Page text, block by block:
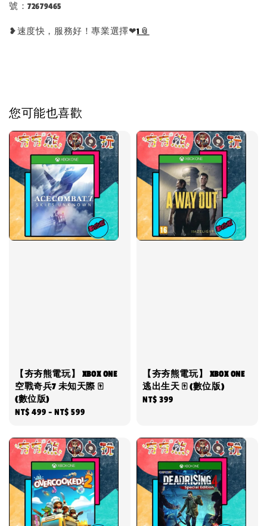
號：72679465
❥速度快，服務好！專業選擇❤1
您可能也喜歡
【夯夯熊電玩】 XBOX ONE
空戰奇兵7 未知天際 🀄
(數位版)
Regular
NT$ 499 -NT$ 599
【夯夯熊電玩】 XBOX ONE
逃出生天 🀄 (數位版)
Regular
NT$ 399